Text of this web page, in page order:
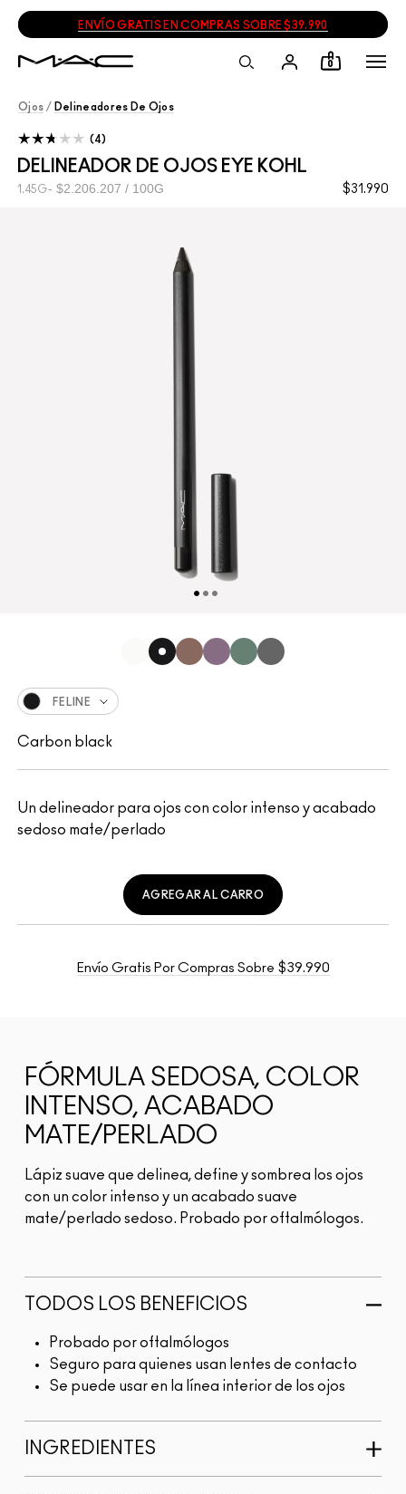
ENVÍO GRATIS EN COMPRAS SOBRE $39.990
0
Ojos / Delineadores De Ojos
DELINEADOR DE OJOS EYE KOHL
$31.990
1.45G $2.206.207 / 100G
4
Un delineador para ojos con color intenso y acabado
sedoso mate/perlado
FELINE
Carbon black
AGREGAR AL CARRO
Envío Gratis Por Compras Sobre $39.990
FÓRMULA SEDOSA, COLOR
INTENSO, ACABADO
MATE/PERLADO
Lápiz suave que delinea, define y sombrea los ojos
con un color intenso y un acabado suave
mate/perlado sedoso. Probado por oftalmólogos.
TODOS LOS BENEFICIOS
Probado por oftalmólogos
Seguro para quienes usan lentes de contacto
Se puede usar en la línea interior de los ojos
INGREDIENTES